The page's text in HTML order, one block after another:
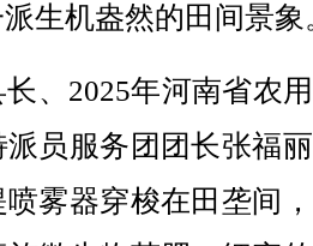
生机盎然的田间景象
2025年河南省农
员服务团团长张福
雾器穿梭在田垄间